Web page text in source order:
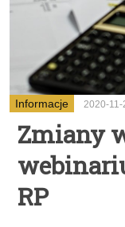
Informacje 2020-11-
Zmiany
RP